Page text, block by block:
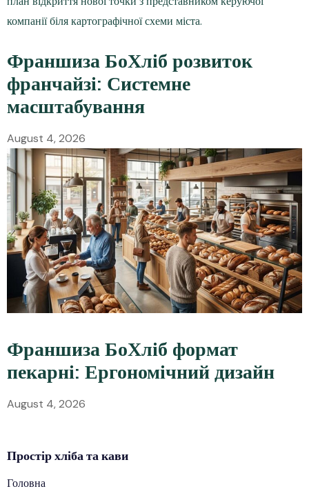
Франшиза БоХліб розвиток
франчайзі: Системне
масштабування
August 4, 2026
Франшиза БоХліб формат
пекарні: Ергономічний дизайн
August 4, 2026
Простірхлібата кави
Головна